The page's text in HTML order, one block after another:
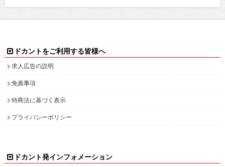
ドカントをご利用する皆様へ
求人広告の説明
免責事項
特商法に基づく表示
プライバシーポリシー
ドカント発インフォメーション